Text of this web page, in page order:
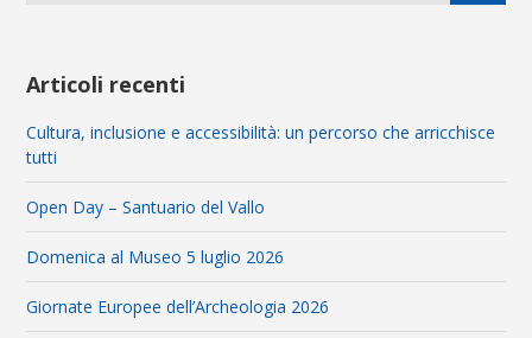
Articoli recenti
Cultura, inclusione e accessibilità: un percorso che arricchisce
tutti
Open Day – Santuario del Vallo
Domenica al Museo 5 luglio 2026
Giornate Europee dell’Archeologia 2026